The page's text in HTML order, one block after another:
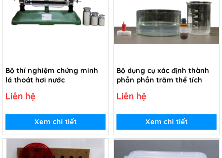
Bộ thí nghiệm chứng minh
lá thoát hơi nước
Liên hệ
Xem chi tiết
Bộ dụng cụ xác định thành
phần phần trăm thể tích
Liên hệ
Xem chi tiết